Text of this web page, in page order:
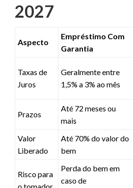
2027
Aspecto
Empréstimo Com
Garantia
Taxas de
Juros
Geralmente entre
1,5% a 3% ao mês
Prazos
Até 72 meses ou
mais
Valor
Liberado
Até 70% do valor do
bem
Risco para
Perda do bem em
caso de